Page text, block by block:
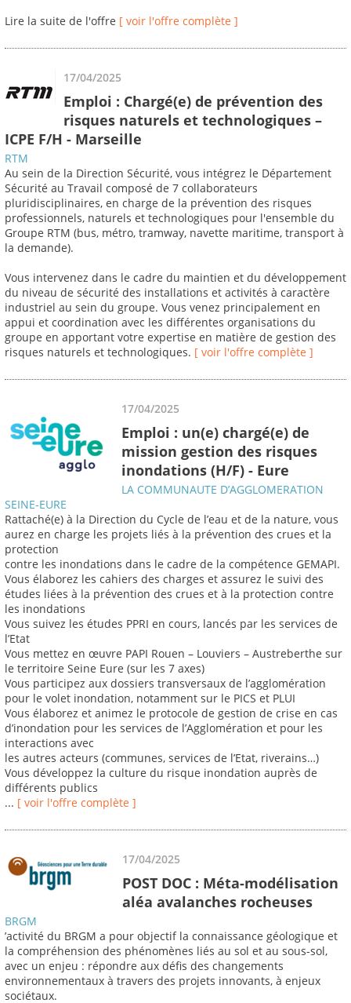
Lire la suite de l'offre [ voir l'offre complète ]
17/04/2025
Emploi : Chargé(e) de prévention des
risques naturels et technologiques –
ICPE F/H - Marseille
RTM
Au sein de la Direction Sécurité, vous intégrez le Département
Sécurité au Travail composé de 7 collaborateurs
pluridisciplinaires, en charge de la prévention des risques
professionnels, naturels et technologiques pour l'ensemble du
Groupe RTM (bus, métro, tramway, navette maritime, transport à
la demande).
Vous intervenez dans le cadre du maintien et du développement
du niveau de sécurité des installations et activités à caractère
industriel au sein du groupe. Vous venez principalement en
appui et coordination avec les différentes organisations du
groupe en apportant votre expertise en matière de gestion des
risques naturels et technologiques. [ voir l'offre complète ]
17/04/2025
Emploi : un(e) chargé(e) de
mission gestion des risques
inondations (H/F) - Eure
LA COMMUNAUTE D’AGGLOMERATION
SEINE-EURE
Rattaché(e) à la Direction du Cycle de l’eau et de la nature, vous
aurez en charge les projets liés à la prévention des crues et la
protection
contre les inondations dans le cadre de la compétence GEMAPI.
Vous élaborez les cahiers des charges et assurez le suivi des
études liées à la prévention des crues et à la protection contre
les inondations
Vous suivez les études PPRI en cours, lancés par les services de
l’Etat
Vous mettez en œuvre PAPI Rouen – Louviers – Austreberthe sur
le territoire Seine Eure (sur les 7 axes)
Vous participez aux dossiers transversaux de l’agglomération
pour le volet inondation, notamment sur le PICS et PLUI
Vous élaborez et animez le protocole de gestion de crise en cas
d’inondation pour les services de l’Agglomération et pour les
interactions avec
les autres acteurs (communes, services de l’Etat, riverains…)
Vous développez la culture du risque inondation auprès de
différents publics
... [ voir l'offre complète ]
17/04/2025
POST DOC : Méta-modélisation
aléa avalanches rocheuses
BRGM
’activité du BRGM a pour objectif la connaissance géologique et
la compréhension des phénomènes liés au sol et au sous-sol,
avec un enjeu : répondre aux défis des changements
environnementaux à travers des projets innovants, à enjeux
sociétaux.